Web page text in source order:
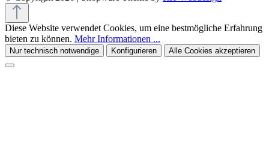
Diese Website verwendet Cookies, um eine bestmögliche Erfahrung
bieten zu können. Mehr Informationen ...
Nur technisch notwendige Konfigurieren Alle Cookies akzeptieren